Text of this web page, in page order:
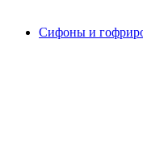
Сифоны и